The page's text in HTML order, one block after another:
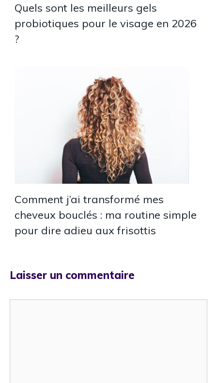
Quels sont les meilleurs gels
probiotiques pour le visage en 2026
?
Comment j’ai transformé mes
cheveux bouclés : ma routine simple
pour dire adieu aux frisottis
Laisser un commentaire